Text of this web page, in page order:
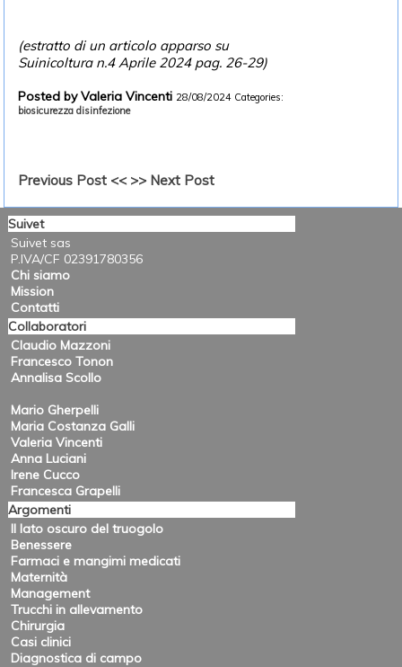
(estratto di un articolo apparso su
Suinicoltura n.4 Aprile 2024 pag. 26-29)
Posted by Valeria Vincenti 28/08/2024 Categories:
biosicurezza disinfezione
Previous Post << >> Next Post
Suivet
Suivet sas
P.IVA/CF 02391780356
Chi siamo
Mission
Contatti
Collaboratori
Claudio Mazzoni
Francesco Tonon
Annalisa Scollo
Mario Gherpelli
Maria Costanza Galli
Valeria Vincenti
Anna Luciani
Irene Cucco
Francesca Grapelli
Argomenti
Il lato oscuro del truogolo
Benessere
Farmaci e mangimi medicati
Maternità
Management
Trucchi in allevamento
Chirurgia
Casi clinici
Diagnostica di campo